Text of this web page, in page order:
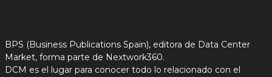
BPS (Business Publications Spain), editora de Data Center
Market, forma parte de Nextwork360.
DCM es el lugar para conocer todo lo relacionado con el